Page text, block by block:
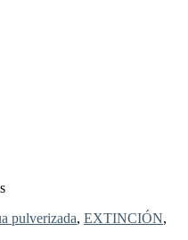
pulverizada, EXTINCIÓN,